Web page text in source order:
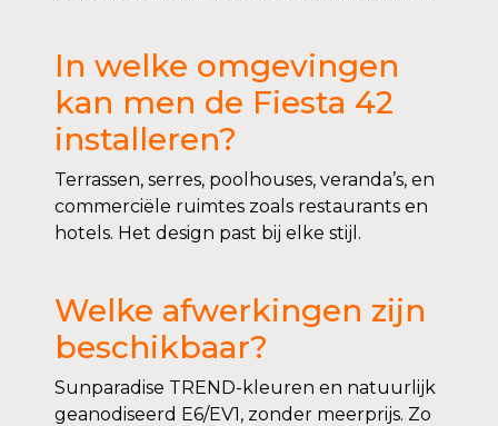
In welke omgevingen
kan men de Fiesta 42
installeren?
Terrassen, serres, poolhouses, veranda’s, en
commerciële ruimtes zoals restaurants en
hotels. Het design past bij elke stijl.
Welke afwerkingen zijn
beschikbaar?
Sunparadise TREND-kleuren en natuurlijk
geanodiseerd E6/EV1, zonder meerprijs. Zo